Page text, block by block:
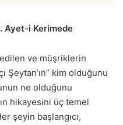
Ayet-i Kerimede
ve müşriklerin
Şeytan’ın” kim olduğunu
ne olduğunu
hikayesini üç temel
şeyin başlangıcı,